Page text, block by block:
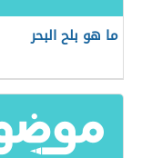
ما هو بلح البحر